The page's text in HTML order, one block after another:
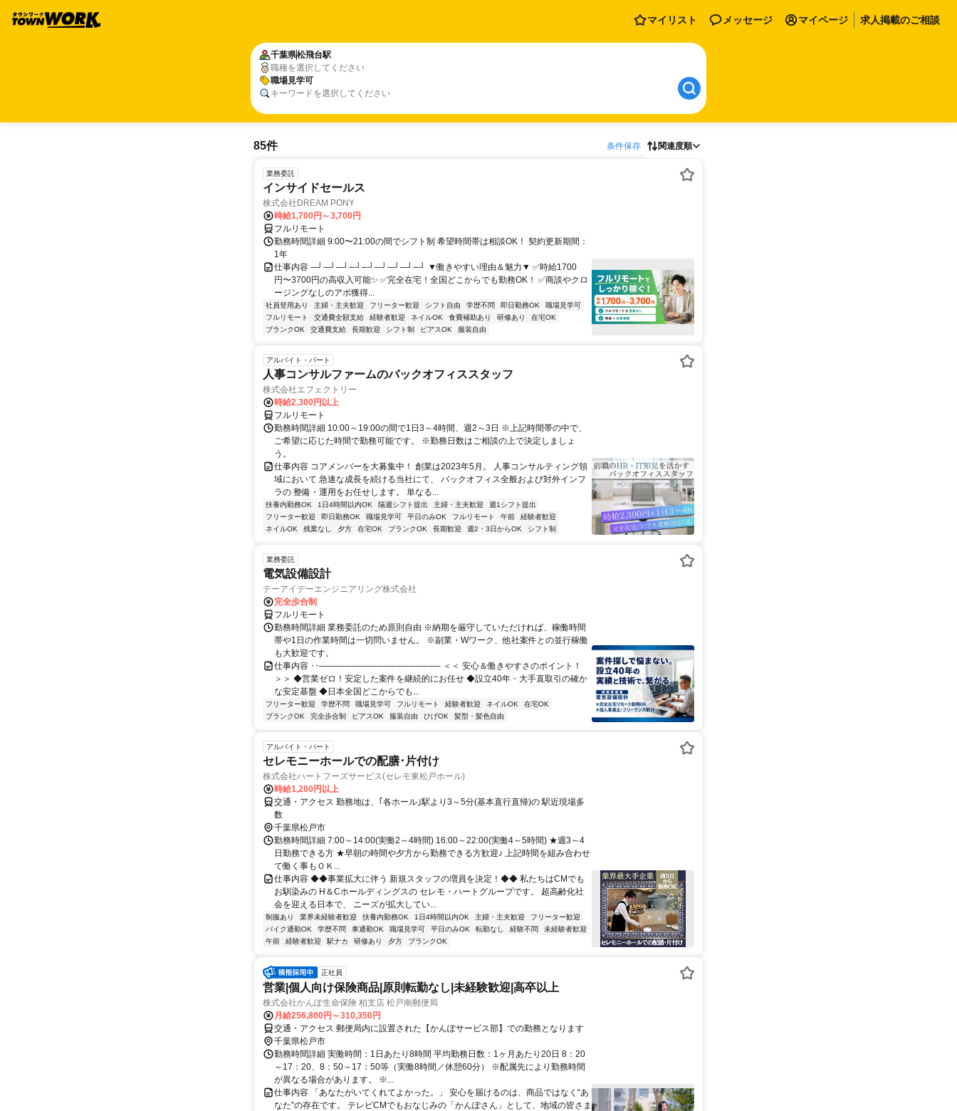
マイリスト メッセージ マイページ 求人掲載のご相談
千葉県松飛台駅
職種を選択してください
職場見学可
キーワードを選択してください
85件 条件保存 関連度順
業務委託
インサイドセールス
株式会社DREAM PONY
時給1,700円～3,700円
フルリモート
勤務時間詳細 9:00〜21:00の間でシフト制 希望時間帯は相談OK！ 契約更新期間：
1年
仕事内容 ─┘─┘─┘─┘─┘─┘─┘─┘─┘ ▼働きやすい理由＆魅力▼ ✅時給1700
円〜3700円の高収入可能✨ ✅完全在宅！全国どこからでも勤務OK！ ✅商談やクロ
ージングなしのアポ獲得...
社員登用あり 主婦・主夫歓迎 フリーター歓迎 シフト自由 学歴不問 即日勤務OK
職場見学可
フルリモート
交通費全額支給 経験者歓迎 ネイルOK 食費補助あり 研修あり
在宅OK
ブランクOK
交通費支給 長期歓迎 シフト制 ピアスOK 服装自由
アルバイト・パート
人事コンサルファームのバックオフィススタッフ
株式会社エフェクトリー
時給2,300円以上
フルリモート
勤務時間詳細 10:00～19:00の間で1日3～4時間、週2～3日 ※上記時間帯の中で、
ご希望に応じた時間で勤務可能です。 ※勤務日数はご相談の上で決定しましょ
う。
仕事内容 コアメンバーを大募集中！ 創業は2023年5月。 人事コンサルティング領
域において 急速な成長を続ける当社にて、 バックオフィス全般および対外インフ
ラの 整備・運用をお任せします。 単なる...
扶養内勤務OK 1日4時間以内OK 隔週シフト提出 主婦・主夫歓迎
週1シフト提出
フリーター歓迎
即日勤務OK 職場見学可 平日のみOK フルリモート 午前
経験者歓迎
ネイルOK
残業なし 夕方 在宅OK ブランクOK 長期歓迎 週2・3日からOK シフト制
業務委託
電気設備設計
テーアイデーエンジニアリング株式会社
完全歩合制
フルリモート
勤務時間詳細 業務委託のため原則自由 ※納期を厳守していただければ、稼働時間
帯や1日の作業時間は一切問いません。 ※副業・Wワーク、他社案件との並行稼働
も大歓迎です。
仕事内容 ‥─────────────────── ＜＜ 安心＆働きやすさのポイント！
＞＞ ◆営業ゼロ！安定した案件を継続的にお任せ ◆設立40年・大手直取引の確か
な安定基盤 ◆日本全国どこからでも...
フリーター歓迎 学歴不問 職場見学可 フルリモート 経験者歓迎 ネイルOK
在宅OK
ブランクOK
完全歩合制 ピアスOK 服装自由 ひげOK 髪型・髪色自由
アルバイト・パート
セレモニーホールでの配膳･片付け
株式会社ハートフーズサービス(セレモ東松戸ホール)
時給1,200円以上
交通・アクセス 勤務地は、｢各ホール｣駅より3～5分(基本直行直帰)の 駅近現場多
数
千葉県松戸市
勤務時間詳細 7:00～14:00(実働2～4時間) 16:00～22:00(実働4～5時間) ★週3～4
日勤務できる方 ★早朝の時間や夕方から勤務できる方歓迎♪ 上記時間を組み合わせ
て働く事もＯＫ...
仕事内容 ◆◆事業拡大に伴う 新規スタッフの増員を決定！◆◆ 私たちはCMでも
お馴染みの H＆Cホールディングスの セレモ・ハートグループです。 超高齢化社
会を迎える日本で、 ニーズが拡大してい...
制服あり 業界未経験者歓迎 扶養内勤務OK 1日4時間以内OK 主婦・主夫歓迎
フリーター歓迎
バイク通勤OK
学歴不問 車通勤OK 職場見学可 平日のみOK 転勤なし 経験不問
未経験者歓迎
午前
経験者歓迎 駅ナカ 研修あり 夕方 ブランクOK
正社員
営業|個人向け保険商品|原則転勤なし|未経験歓迎|高卒以上
株式会社かんぽ生命保険 柏支店 松戸南郵便局
月給256,800円～310,350円
交通・アクセス 郵便局内に設置された【かんぽサービス部】での勤務となります
千葉県松戸市
勤務時間詳細 実働時間：1日あたり8時間 平均勤務日数：1ヶ月あたり20日 8：20
～17：20、8：50～17：50等（実働8時間／休憩60分） ※配属先により勤務時間
が異なる場合があります。 ※...
仕事内容 「あなたがいてくれてよかった。」 安心を届けるのは、商品ではなく“あ
なた”の存在です。 テレビCMでもおなじみの「かんぽさん」として、地域の皆さま